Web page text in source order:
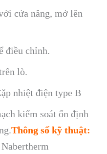
cửa nâng, mở lên
điều chỉnh.
lò.
nhiệt điện type B
kiểm soát ổn định
Thông số kỹ thuật: